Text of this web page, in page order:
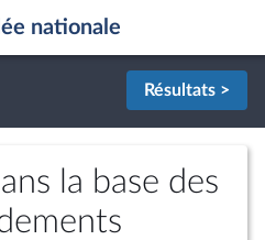
nationale
Résultats >
la base des